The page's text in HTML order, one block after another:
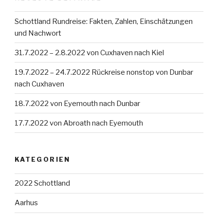
Schottland Rundreise: Fakten, Zahlen, Einschätzungen
und Nachwort
31.7.2022 – 2.8.2022 von Cuxhaven nach Kiel
19.7.2022 – 24.7.2022 Rückreise nonstop von Dunbar
nach Cuxhaven
18.7.2022 von Eyemouth nach Dunbar
17.7.2022 von Abroath nach Eyemouth
KATEGORIEN
2022 Schottland
Aarhus